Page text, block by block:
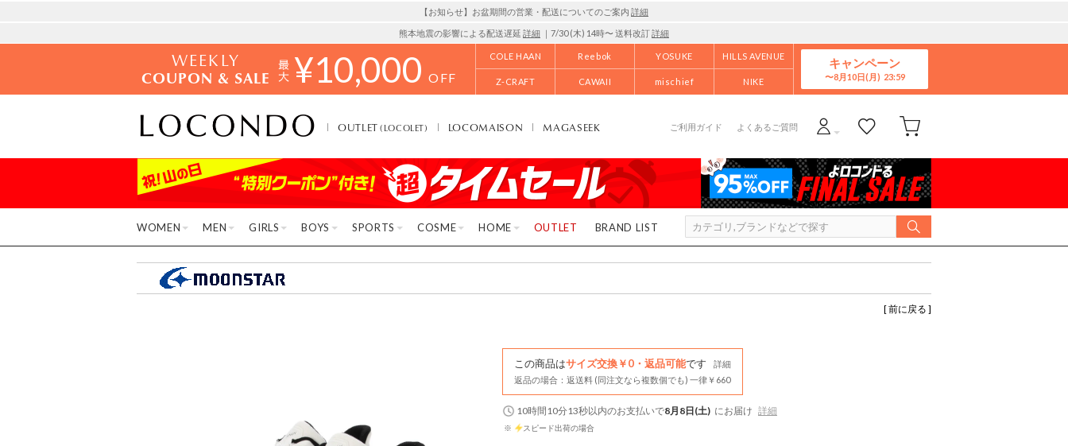
【お知らせ】お盆期間の営業・配送についてのご案内 詳細
熊本地震の影響による配送遅延 詳細 ｜7/30 (木) 14時〜 送料改訂詳細
WEEKLY
COUPON & SALE ¥10,000 OFF
COLE HAAN Reebok YOSUKE HILLS AVENUE
Z-CRAFT CAWAII mischief NIKE
キャンペーン
8月10日(月)
OUTLET(LOCOLET) LOCOMAISON MAGASEEK ご利用ガイド よくあるご質問
WOMEN MEN GIRLS BOYS SPORTS COSME HOME OUTLET BRAND LIST
[ 前に戻る ]
この商品はサイズ交換￥0・返品可能です
詳細
返品の場合：返送料 (同注文なら複数個でも) 一律￥660
10時間10分12秒以内のお支払いで8月8日(土) にお届け 詳細
※ スピード出荷の場合